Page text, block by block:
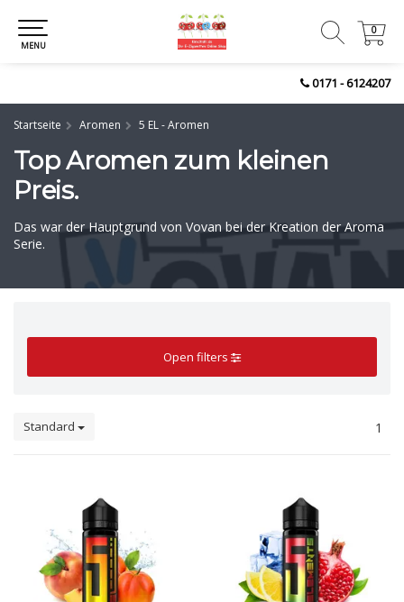
0171 - 6124207
0
0
MENU
Startseite Aromen 5 EL - Aromen
Top Aromen zum kleinen
Preis.
Das war der Hauptgrund von Vovan bei der Kreation der Aroma
Serie.
Open filters
Standard 1